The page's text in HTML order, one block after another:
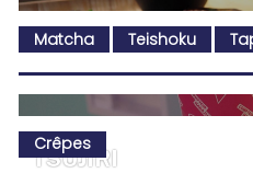
TSUJIRI
Matcha Teishoku
Crêpes